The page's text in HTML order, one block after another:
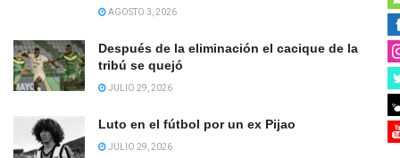
AGOSTO 3, 2026
Después de la eliminación el cacique de la
tribú se quejó
JULIO 29, 2026
Luto en el fútbol por un ex Pijao
JULIO 29, 2026